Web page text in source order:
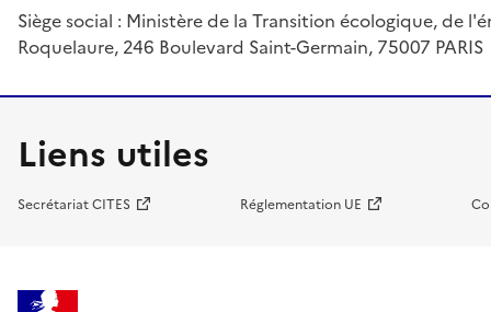
Siège social : Ministère de la Transition écologique, de
Roquelaure, 246 Boulevard Saint-Germain, 75007 PARIS
Liens utiles
Secrétariat CITES Réglementation UE